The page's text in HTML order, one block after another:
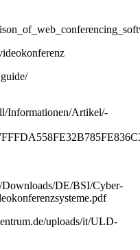
Informationen/Artikel/­
Downloads/DE/BSI/Cyber-
­uploads/it/ULD-